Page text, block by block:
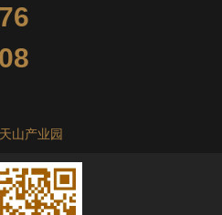
山产业园